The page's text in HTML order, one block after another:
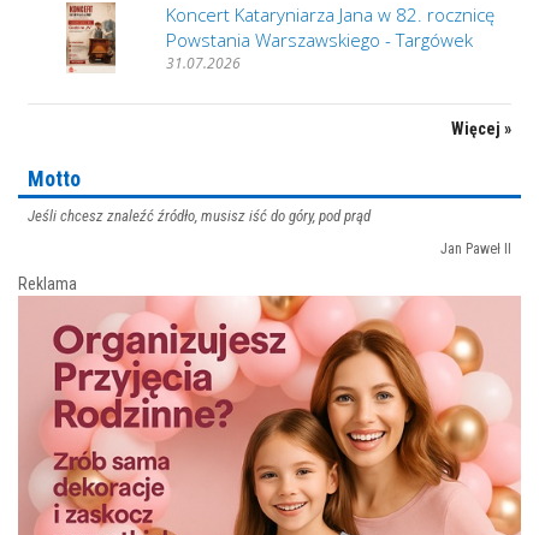
Koncert Kataryniarza Jana w 82. rocznicę
Powstania Warszawskiego - Targówek
31.07.2026
Więcej »
Motto
Jeśli chcesz znaleźć źródło, musisz iść do góry, pod prąd
Jan Paweł II
Reklama